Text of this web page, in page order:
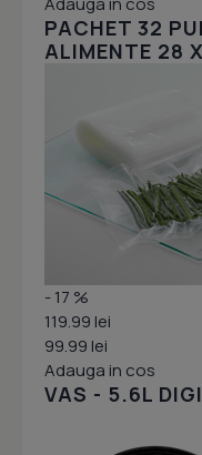
PACHET 32
ALIMENTE 28
- 17 %
119.99 lei
99.99 lei
Adauga in cos
VAS - 5.6L